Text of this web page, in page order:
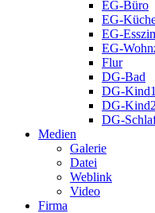
EG-Büro
EG-
EG-
EG-
Flur
DG-Bad
DG-Kind1
DG-Kind2
DG-
Medien
Galerie
Datei
Weblink
Video
Firma